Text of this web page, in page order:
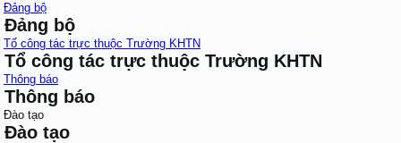
Đảng bộ
Đảng bộ
Tổ công tác trực thuộc Trường KHTN
Tổ công tác trực thuộc Trường KHTN
Thông báo
Thông báo
Đào tạo
Đào tạo